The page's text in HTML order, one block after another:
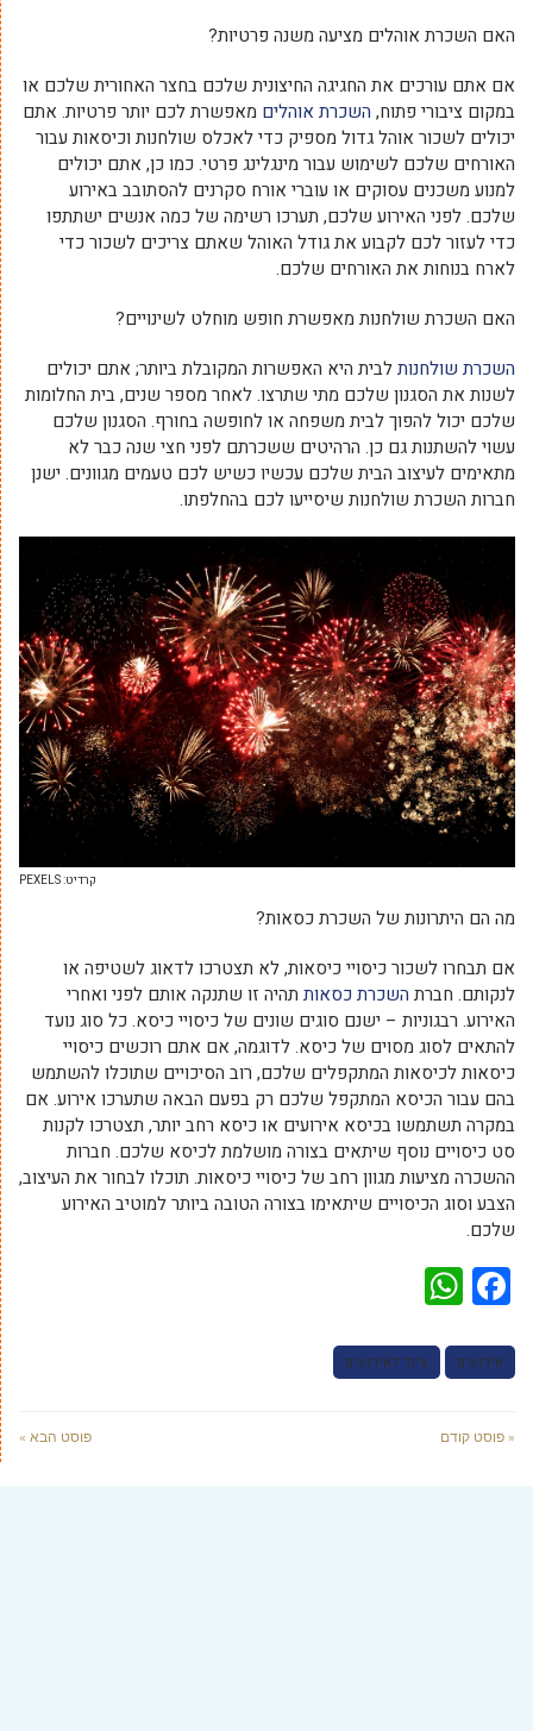
האם השכרת אוהלים מציעה משנה פרטיות?
אם אתם עורכים את החגיגה החיצונית שלכם בחצר האחורית שלכם או
במקום ציבורי פתוח, השכרת אוהלים מאפשרת לכם יותר פרטיות. אתם
יכולים לשכור אוהל גדול מספיק כדי לאכלס שולחנות וכיסאות עבור
האורחים שלכם לשימוש עבור מינגלינג פרטי. כמו כן, אתם יכולים
למנוע משכנים עסוקים או עוברי אורח סקרנים להסתובב באירוע
שלכם. לפני האירוע שלכם, תערכו רשימה של כמה אנשים ישתתפו
כדי לעזור לכם לקבוע את גודל האוהל שאתם צריכים לשכור כדי
לארח בנוחות את האורחים שלכם.
האם השכרת שולחנות מאפשרת חופש מוחלט לשינויים?
השכרת שולחנותלבית היא האפשרות המקובלת ביותר; אתם יכולים
לשנות את הסגנון שלכם מתי שתרצו. לאחר מספר שנים, בית החלומות
שלכם יכול להפוך לבית משפחה או לחופשה בחורף. הסגנון שלכם
עשוי להשתנות גם כן. הרהיטים ששכרתם לפני חצי שנה כבר לא
מתאימים לעיצוב הבית שלכם עכשיו כשיש לכם טעמים מגוונים. ישנן
חברות השכרת שולחנות שיסייעו לכם בהחלפתו.
קרדיט: PEXELS
מה הם היתרונות של השכרת כסאות?
אם תבחרו לשכור כיסויי כיסאות, לא תצטרכו לדאוג לשטיפה או
לנקותם. חברת השכרת כסאות תהיה זו שתנקה אותם לפני ואחרי
האירוע. רבגוניות – ישנם סוגים שונים של כיסויי כיסא. כל סוג נועד
להתאים לסוג מסוים של כיסא. לדוגמה, אם אתם רוכשים כיסויי
כיסאות לכיסאות המתקפלים שלכם, רוב הסיכויים שתוכלו להשתמש
בהם עבור הכיסא המתקפל שלכם רק בפעם הבאה שתערכו אירוע. אם
במקרה תשתמשו בכיסא אירועים או כיסא רחב יותר, תצטרכו לקנות
סט כיסויים נוסף שיתאים בצורה מושלמת לכיסא שלכם. חברות
ההשכרה מציעות מגוון רחב של כיסויי כיסאות. תוכלו לבחור את העיצוב,
הצבע וסוג הכיסויים שיתאימו בצורה הטובה ביותר למוטיב האירוע
שלכם.
Facebook
אירועים ציוד לאירועים
« פוסט קודם פוסט הבא »